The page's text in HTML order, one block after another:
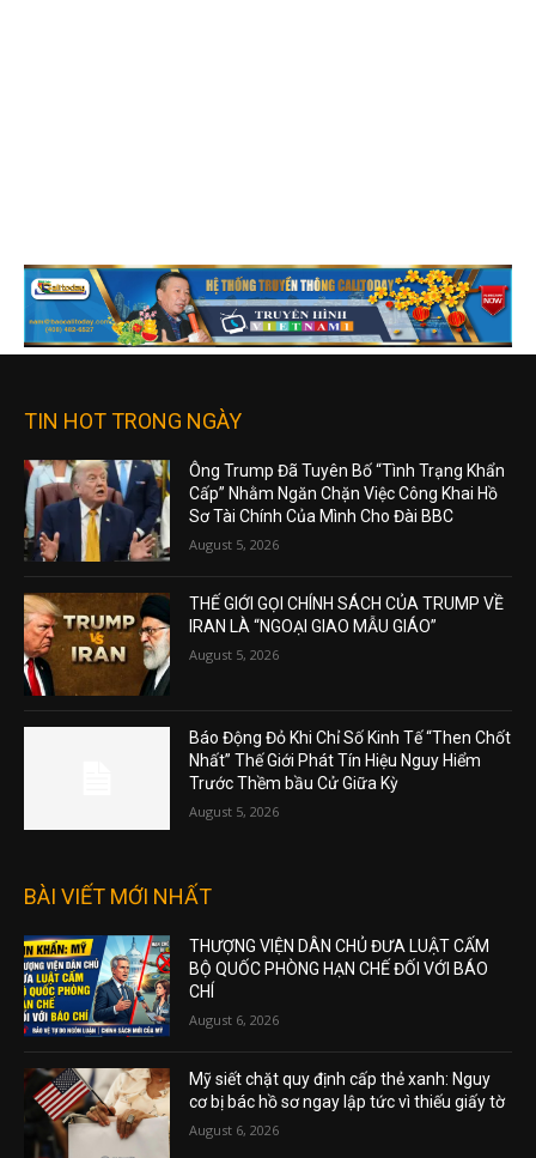
TIN HOT TRONG NGÀY
Ông Trump Đã Tuyên Bố “Tình Trạng Khẩn
Cấp” Nhằm Ngăn Chặn Việc Công Khai Hồ
Sơ Tài Chính Của Mình Cho Đài BBC
August 5, 2026
THẾ GIỚI GỌI CHÍNH SÁCH CỦA TRUMP VỀ
IRAN LÀ “NGOẠI GIAO MẪU GIÁO”
August 5, 2026
Báo Động Đỏ Khi Chỉ Số Kinh Tế “Then Chốt
Nhất” Thế Giới Phát Tín Hiệu Nguy Hiểm
Trước Thềm bầu Cử Giữa Kỳ
August 5, 2026
BÀI VIẾT MỚI NHẤT
THƯỢNG VIỆN DÂN CHỦ ĐƯA LUẬT CẤM
BỘ QUỐC PHÒNG HẠN CHẾ ĐỐI VỚI BÁO
CHÍ
August 6, 2026
Mỹ siết chặt quy định cấp thẻ xanh: Nguy
cơ bị bác hồ sơ ngay lập tức vì thiếu giấy tờ
August 6, 2026